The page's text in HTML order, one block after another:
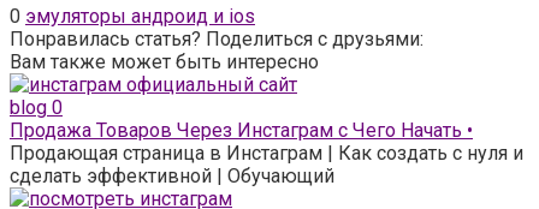
0 эмуляторы андроид и ios
Понравилась статья? Поделиться с друзьями:
Вам также может быть интересно
blog 0
Продажа Товаров Через Инстаграм с Чего Начать •
Продающая страница в Инстаграм | Как создать с нуля и
сделать эффективной | Обучающий